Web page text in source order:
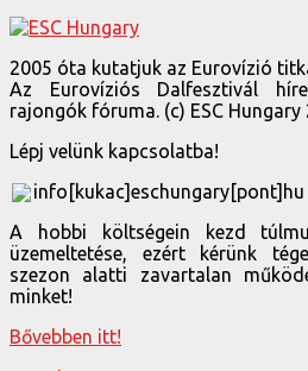
2005 óta kutatjuk az Eurovízió
Az Eurovíziós Dalfesztivál
rajongók fóruma. (c) ESC Hungary
Lépj velünk kapcsolatba!
info[kukac]eschungary[pont]hu
A hobbi költségein kezd
üzemeltetése, ezért kérünk
szezon alatti zavartalan
minket!
Bővebben itt!